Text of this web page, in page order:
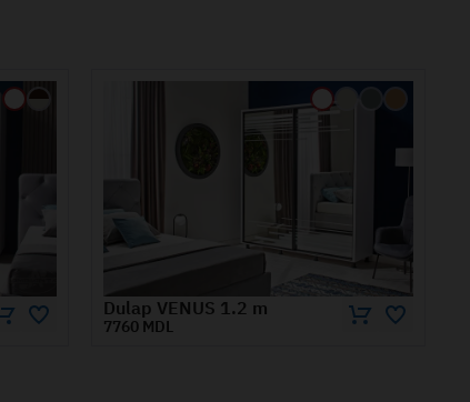
Dulap VENUS 1.6 m
8970 MDL